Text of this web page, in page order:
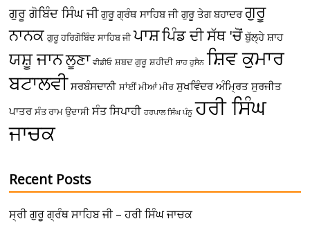
ਗੁਰੂ ਗੋਬਿੰਦ ਸਿੰਘ ਜੀ ਗੁਰੂ ਗ੍ਰੰਥ ਸਾਹਿਬ ਜੀ ਗੁਰੂ ਤੇਗ ਬਹਾਦਰ ਗੁਰੂ
ਨਾਨਕ ਗੁਰੂ ਹਰਿਗੋਬਿੰਦ ਸਾਹਿਬ ਜੀ ਪਾਸ਼ਪਿੰਡ ਦੀ ਸੱਥ 'ਚੋਂ ਬੁੱਲ੍ਹੇ ਸ਼ਾਹ
ਯਸ਼ੂ ਜਾਨਲੂਣਾ ਵੀਡੀਓ ਸ਼ਬਦ ਗੁਰੂ ਸ਼ਹੀਦੀ ਸ਼ਾਹ ਹੁਸੈਨ ਸ਼ਿਵ ਕੁਮਾਰ
ਬਟਾਲਵੀ ਸਰਬੰਸਦਾਨੀ ਸਾਂਈਂ ਮੀਆਂ ਮੀਰ ਸੁਖਵਿੰਦਰ ਅੰਮ੍ਰਿਤ ਸੁਰਜੀਤ
ਪਾਤਰ ਸੰਤ ਰਾਮ ਉਦਾਸੀ ਸੰਤ ਸਿਪਾਹੀ ਹਰਪਾਲ ਸਿੰਘ ਪੰਨੂ ਹਰੀ ਸਿੰਘ
ਜਾਚਕ
Recent Posts
ਸ੍ਰੀ ਗੁਰੂ ਗ੍ਰੰਥ ਸਾਹਿਬ ਜੀ – ਹਰੀ ਸਿੰਘ ਜਾਚਕ